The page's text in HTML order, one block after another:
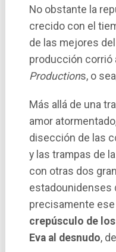
No obstante la
crecido con el
de las mejores
producción corrió
Productions, o
Más allá de una
amor
disección de las
y las trampas de
con otras dos
estadounidenses
precisamente
crepúsculo de
Eva al desnudo, de